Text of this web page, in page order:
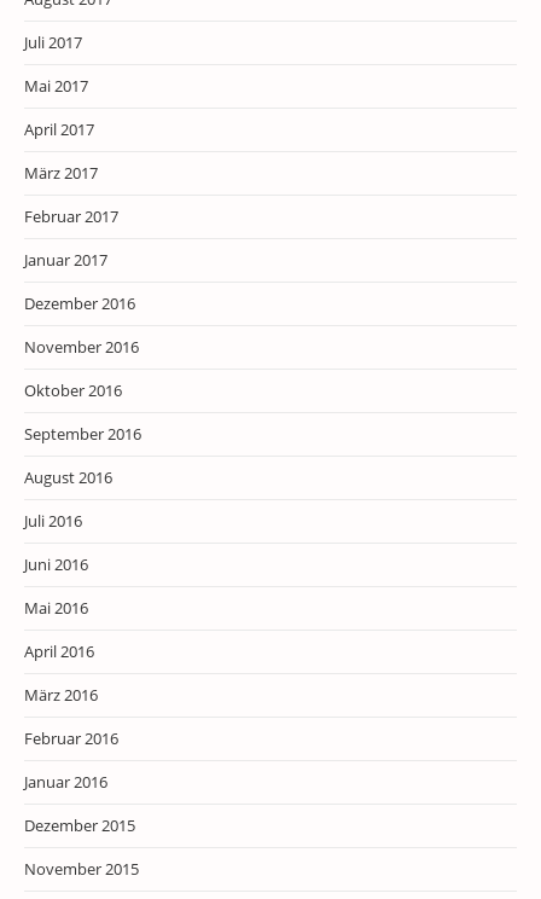
Juli 2017
Mai 2017
April 2017
März 2017
Februar 2017
Januar 2017
Dezember 2016
November 2016
Oktober 2016
September 2016
August 2016
Juli 2016
Juni 2016
Mai 2016
April 2016
März 2016
Februar 2016
Januar 2016
Dezember 2015
November 2015